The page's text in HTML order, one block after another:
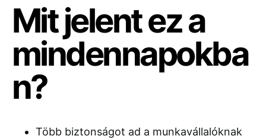
Mit jelent ez a
mindennapokba
n?
Több biztonságot ad a munkavállalóknak